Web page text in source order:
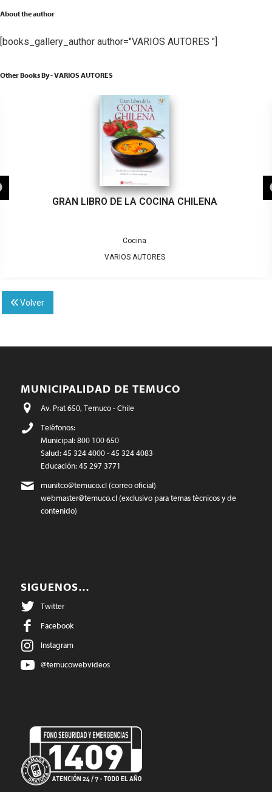
About the author
[books_gallery_author author="VARIOS AUTORES "]
Other Books By - VARIOS AUTORES
GRAN LIBRO DE LA COCINA CHILENA
Cocina
VARIOS AUTORES
Volver
MUNICIPALIDAD DE TEMUCO
Av. Prat 650, Temuco - Chile
Teléfonos:
Municipal: 800 100 650
Salud: 45 324 4000 - 45 324 4083
Educación: 45 297 3771
munitco@temuco.cl(correo oficial)
webmaster@temuco.cl(exclusivo para temas técnicos y de
contenido)
SIGUENOS…
Twitter
Facebook
Instagram
@temucowebvideos